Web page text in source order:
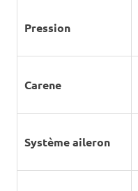
Pression
Carene
Système aileron